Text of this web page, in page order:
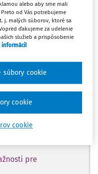
len začiatok...
predplatiteľov.
získajte
obsahu na
si môžete
portáli
pre
alebo aby sme mali
od Vás potrebujeme
j. malých súborov, ktoré sa
ďakujeme za udelenie
služieb a prispôsobenie
informácií
cookie
súbory cookie
cookie